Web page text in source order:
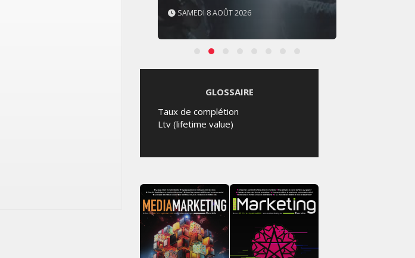
SAMEDI 8 AOÛT 2026
GLOSSAIRE
Taux de complétion
Ltv (lifetime value)